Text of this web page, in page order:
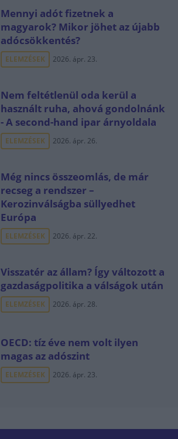
Mennyi adót fizetnek a
magyarok? Mikor jöhet az újabb
adócsökkentés?
ELEMZÉSEK 2026. ápr. 23.
Nem feltétlenül oda kerül a
használt ruha, ahová gondolnánk
- A second-hand ipar árnyoldala
ELEMZÉSEK 2026. ápr. 26.
Még nincs összeomlás, de már
recseg a rendszer –
Kerozinválságba süllyedhet
Európa
ELEMZÉSEK 2026. ápr. 22.
Visszatér az állam? Így változott a
gazdaságpolitika a válságok után
ELEMZÉSEK 2026. ápr. 28.
OECD: tíz éve nem volt ilyen
magas az adószint
ELEMZÉSEK 2026. ápr. 23.